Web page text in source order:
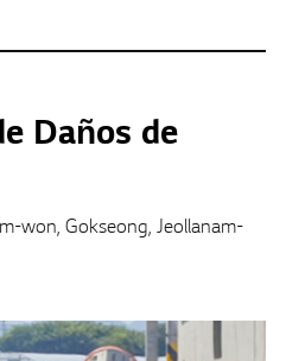
Daños de
won, Gokseong, Jeollanam-